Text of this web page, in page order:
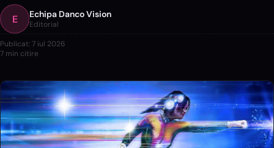
E Echipa Danco Vision
Editorial
Publicat: 7 iul 2026
7 min citire